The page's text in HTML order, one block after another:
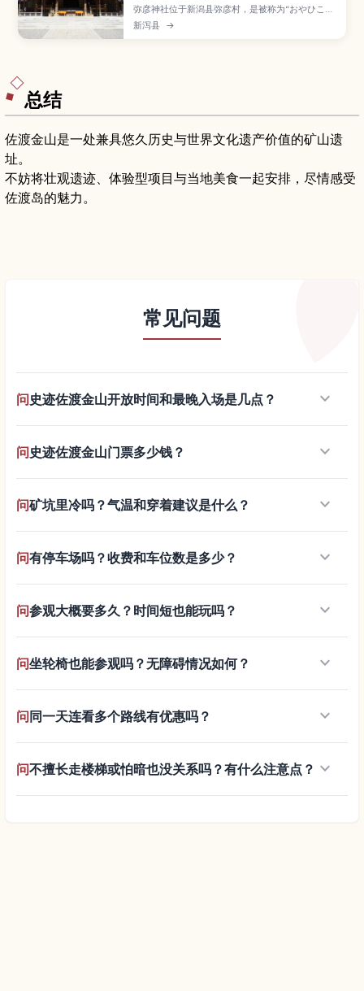
弥彦神社位于新潟县弥彦村，是被称为“おやひこさ
ま”的越后一之宫，拥有杉树林荫参道和庄严的社
殿，被视为祈求胜运与平安的能量景点。本文介绍
新泻县 →
总结
佐渡金山是一处兼具悠久历史与世界文化遗产价值的矿山遗
址。
不妨将壮观遗迹、体验型项目与当地美食一起安排，尽情感受
佐渡岛的魅力。
常见问题
问史迹佐渡金山开放时间和最晚入场是几点？ keyboard_arrow_down
问史迹佐渡金山门票多少钱？ keyboard_arrow_down
问矿坑里冷吗？气温和穿着建议是什么？ keyboard_arrow_down
问有停车场吗？收费和车位数是多少？ keyboard_arrow_down
问参观大概要多久？时间短也能玩吗？ keyboard_arrow_down
问坐轮椅也能参观吗？无障碍情况如何？ keyboard_arrow_down
问 同一天连看多个路线有优惠吗？ keyboard_arrow_down
问不擅长走楼梯或怕暗也没关系吗？有什么注意点？ keyboard_arrow_down